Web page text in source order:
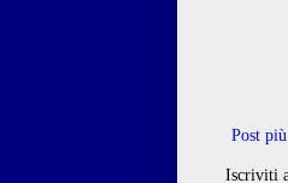
Post
Iscriviti